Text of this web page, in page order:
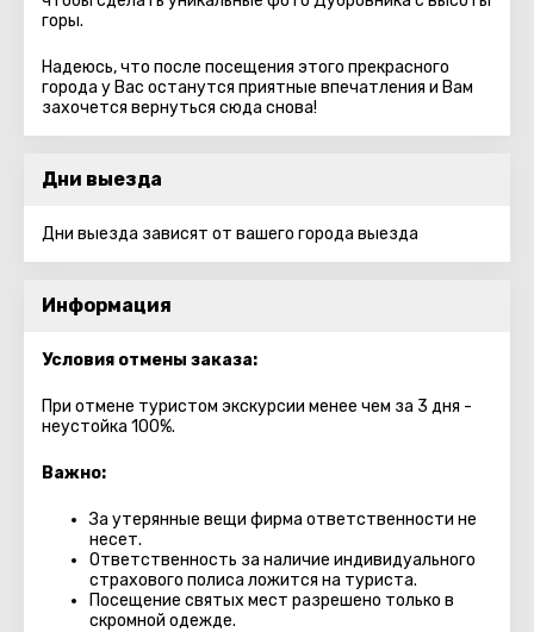
горы.
Надеюсь, что после посещения этого прекрасного
города у Вас останутся приятные впечатления и Вам
захочется вернуться сюда снова!
Дни выезда
Дни выезда зависят от вашего города выезда
Информация
Условия отмены заказа:
При отмене туристом экскурсии менее чем за 3 дня -
неустойка 100%.
Важно:
За утерянные вещи фирма ответственности не
несет.
Ответственность за наличие индивидуального
страхового полиса ложится на туриста.
Посещение святых мест разрешено только в
скромной одежде.